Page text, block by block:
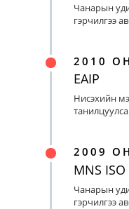
Чанарын
гэрчилгээ
2010 ОН
EAIP
Нисэхийн
2009 ОН
MNS
Чанарын
гэрчилгээ